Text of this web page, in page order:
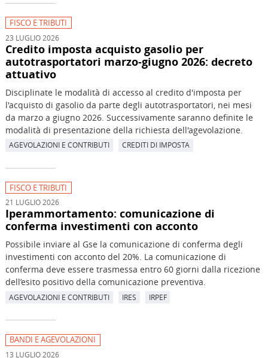
FISCO E TRIBUTI
23 LUGLIO 2026
Credito imposta acquisto gasolio per
autotrasportatori marzo-giugno 2026: decreto
attuativo
Disciplinate le modalità di accesso al credito d'imposta per
l'acquisto di gasolio da parte degli autotrasportatori, nei mesi
da marzo a giugno 2026. Successivamente saranno definite le
modalità di presentazione della richiesta dell'agevolazione.
AGEVOLAZIONI E CONTRIBUTI CREDITI DI IMPOSTA
FISCO E TRIBUTI
21 LUGLIO 2026
Iperammortamento: comunicazione di
conferma investimenti con acconto
Possibile inviare al Gse la comunicazione di conferma degli
investimenti con acconto del 20%. La comunicazione di
conferma deve essere trasmessa entro 60 giorni dalla ricezione
dell’esito positivo della comunicazione preventiva.
AGEVOLAZIONI E CONTRIBUTI IRES IRPEF
BANDI E AGEVOLAZIONI
13 LUGLIO 2026